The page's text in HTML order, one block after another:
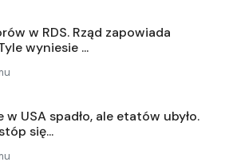
w RDS. Rząd zapowiada
wyniesie ...
w USA spadło, ale etatów ubyło.
się...